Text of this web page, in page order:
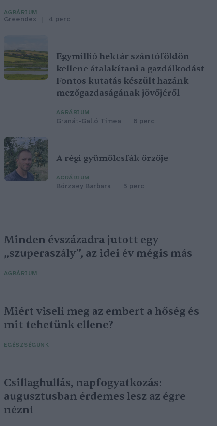
AGRÁRIUM
Greendex 4 perc
Egymillió hektár szántóföldön
kellene átalakítani a gazdálkodást –
Fontos kutatás készült hazánk
mezőgazdaságának jövőjéről
AGRÁRIUM
Granát-Galló Tímea 6 perc
A régi gyümölcsfák őrzője
AGRÁRIUM
Börzsey Barbara 6 perc
Minden évszázadra jutott egy
„szuperaszály”, az idei év mégis más
AGRÁRIUM
Miért viseli meg az embert a hőség és
mit tehetünk ellene?
EGÉSZSÉGÜNK
Csillaghullás, napfogyatkozás:
augusztusban érdemes lesz az égre
nézni